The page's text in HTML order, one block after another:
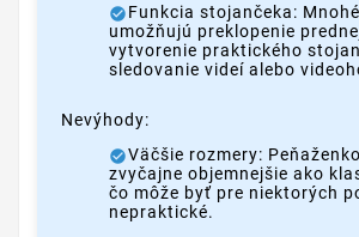
Funkcia stojančeka:
umožňujú preklopenie
vytvorenie praktického
sledovanie videí alebo
Nevýhody:
Väčšie rozmery:
zvyčajne objemnejšie ako
čo môže byť pre niektorých
nepraktické.